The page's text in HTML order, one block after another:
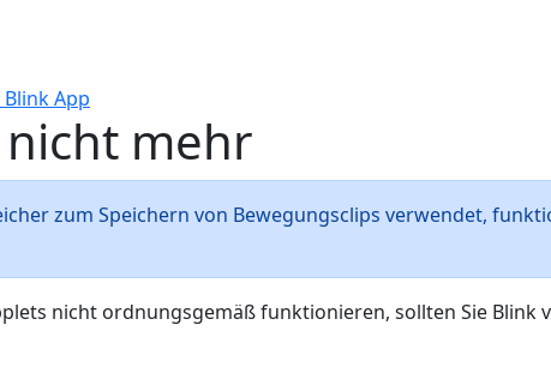
App
mehr
zum Speichern von Bewegungsclips verwendet,
nicht ordnungsgemäß funktionieren, sollten Sie Blink